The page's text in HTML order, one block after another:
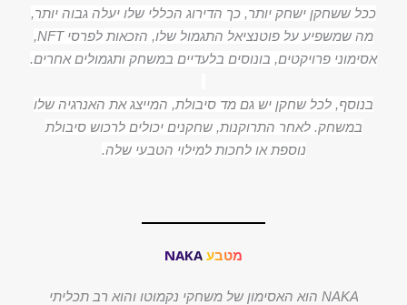
ככל ששחקן ישחק יותר, כך הדירוג הכללי שלו יעלה גבוה יותר,
מה שמשפיע על פוטנציאל התגמול שלו, הזכאות לפרסי NFT,
אסימוני פרויקטים, בונוסים בלעדיים במשחק ותגמולים אחרים.
בנוסף, לכל שחקן יש גם מד סיבולת, המייצג את האנרגיה שלו
במשחק. לאחר התרוקנות, שחקנים יכולים לרכוש סיבולת
נוספת או לחכות למילוי הטבעי שלה.
מטבע NAKA
NAKA הוא האסימון של משחקי נקמוטו והוא רב תכליתי